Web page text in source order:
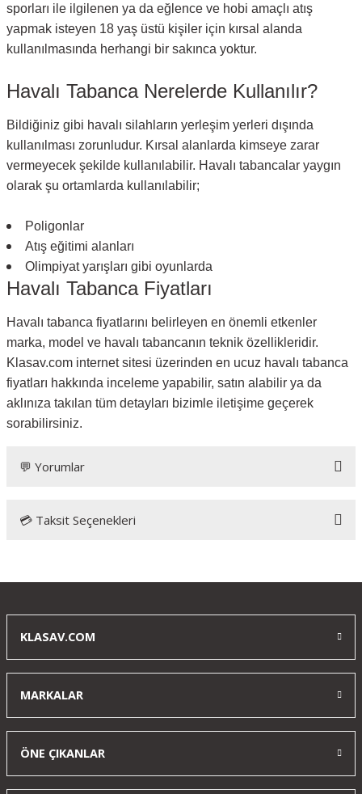
sporları ile ilgilenen ya da eğlence ve hobi amaçlı atış
yapmak isteyen 18 yaş üstü kişiler için kırsal alanda
kullanılmasında herhangi bir sakınca yoktur.
Havalı Tabanca Nerelerde Kullanılır?
Bildiğiniz gibi havalı silahların yerleşim yerleri dışında
kullanılması zorunludur. Kırsal alanlarda kimseye zarar
vermeyecek şekilde kullanılabilir. Havalı tabancalar yaygın
olarak şu ortamlarda kullanılabilir;
Poligonlar
Atış eğitimi alanları
Olimpiyat yarışları gibi oyunlarda
Havalı Tabanca Fiyatları
Havalı tabanca fiyatlarını belirleyen en önemli etkenler
marka, model ve havalı tabancanın teknik özellikleridir.
Klasav.com internet sitesi üzerinden en ucuz havalı tabanca
fiyatları hakkında inceleme yapabilir, satın alabilir ya da
aklınıza takılan tüm detayları bizimle iletişime geçerek
sorabilirsiniz.
💬 Yorumlar
Bu ürüne ilk yorumu siz yapın!
💳 Taksit Seçenekleri
KLASAV.COM
MARKALAR
ÖNE ÇIKANLAR